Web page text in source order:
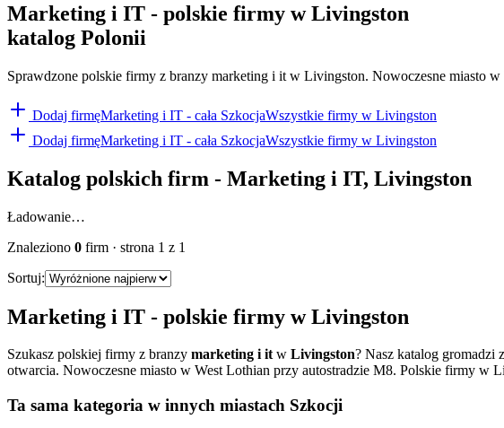
Marketing i IT - polskie firmy w Livingston
katalog Polonii
Sprawdzone polskie firmy z branzy marketing i it w Livingston. Nowoczesne miasto
Dodaj firmęMarketing i IT - cała SzkocjaWszystkie firmy w Livingston
Dodaj firmęMarketing i IT - cała SzkocjaWszystkie firmy w Livingston
Katalog polskich firm - Marketing i IT, Livingston
Ładowanie…
Znaleziono 0 firm · strona 1 z 1
Sortuj:
Marketing i IT - polskie firmy wLivingston
Szukasz polskiej firmy z branzy marketing i itw Livingston? Nasz katalog
otwarcia. Nowoczesne miasto w West Lothian przy autostradzie M8. Polskie firmy w
Ta sama kategoria w innych miastach Szkocji